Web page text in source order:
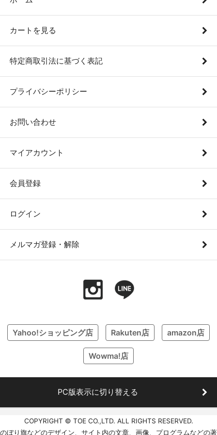
カートを見る
特定商取引法に基づく表記
プライバシーポリシー
お問い合わせ
マイアカウント
会員登録
ログイン
メルマガ登録・解除
Yahoo!ショッピング店 Rakuten店 amazon店
Wowma!店
PC版表示に切り替える
COPYRIGHT © TOE CO.,LTD. ALL RIGHTS RESERVED.
のぼり旗などのデザイン、サイト内の文章、画像、プログラムなどの著